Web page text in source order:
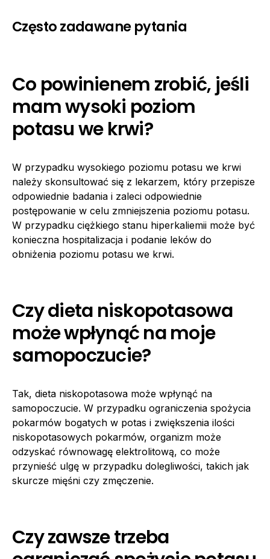
Często zadawane pytania
Co powinienem zrobić, jeśli
mam wysoki poziom
potasu we krwi?
W przypadku wysokiego poziomu potasu we krwi
należy skonsultować się z lekarzem, który przepisze
odpowiednie badania i zaleci odpowiednie
postępowanie w celu zmniejszenia poziomu potasu.
W przypadku ciężkiego stanu hiperkaliemii może być
konieczna hospitalizacja i podanie leków do
obniżenia poziomu potasu we krwi.
Czy dieta niskopotasowa
może wpłynąć na moje
samopoczucie?
Tak, dieta niskopotasowa może wpłynąć na
samopoczucie. W przypadku ograniczenia spożycia
pokarmów bogatych w potas i zwiększenia ilości
niskopotasowych pokarmów, organizm może
odzyskać równowagę elektrolitową, co może
przynieść ulgę w przypadku dolegliwości, takich jak
skurcze mięśni czy zmęczenie.
Czy zawsze trzeba